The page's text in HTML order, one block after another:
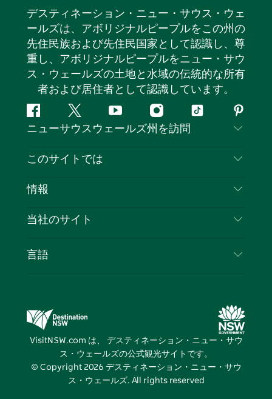
デスティネーション・ニュー・サウス・ウェ
ールズは、アボリジナルピープルをこの州の
先住民族および先住民国家として認識し、尊
重し、アボリジナルピープルをニュー・サウ
ス・ウェールズの土地と水域の伝統的な所有
者および居住者として認識しています。
フ
ェ
ス
ッ
ツ
イ
タ
ユ
ー
イ
ン
テ
ピ
ン
レ
ト
ニューサウスウェールズ州を訪問
お問い合わせ
クッキーに関する通知
このサイトでは
目的地
イベント
情報
旅行情報
NSWでのビジネス
当社のサイト
デスティネーション・ニュー・サウス・ウェール
ズメディアセンター
ビビッド・シドニー
言語
VisitNSW.com は、 デスティネーション・ニュー・サウ
ス・ウェールズの公式観光サイトです。
© Copyright 2026 デスティネーション・ニュー・サウ
ス・ウェールズ. All rights reserved